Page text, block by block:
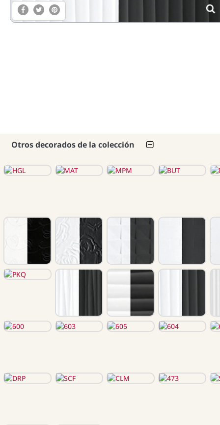
Otros decorados de la colección